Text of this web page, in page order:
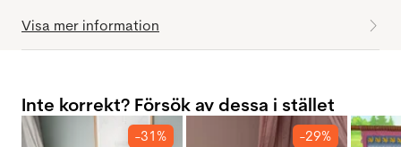
Visa mer information
Inte korrekt? Försök av dessa i stället
-31% -29%